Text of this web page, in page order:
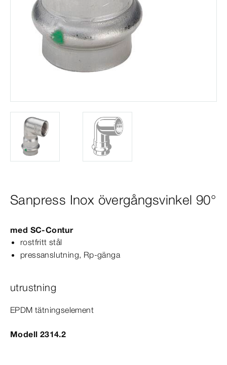
Sanpress Inox övergångsvinkel 90°
med SC‑Contur
rostfritt stål
pressanslutning, Rp-​gänga
utrustning
EPDM tätningselement
Modell 2314.2